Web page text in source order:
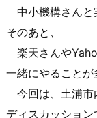
中小機構さんと
そのあと、
楽天さんや
一緒にやることが
今回は、土浦市
ディスカッション